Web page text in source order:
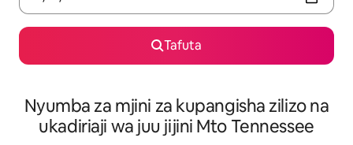
Tafuta
Nyumba za mjini za kupangisha zilizo na
ukadiriaji wa juu jijini Mto Tennessee